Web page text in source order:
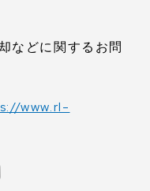
などに関するお問
www.rl-